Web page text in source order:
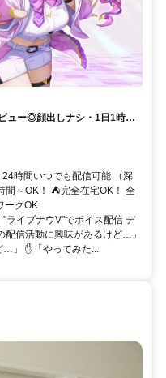
ュー◎顔出しナシ・1日1時間
時間いつでも配信可能 （深
～OK！ ⛺完全在宅OK！ 全
ークOK
"ライブナウV"でボイス配信 デ
配信活動に興味があるけど…」
…」 ✋「やってみた...